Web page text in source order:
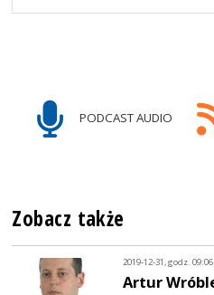
PODCAST AUDIO
Zobacz także
2019-12-31, godz. 09:06
Artur